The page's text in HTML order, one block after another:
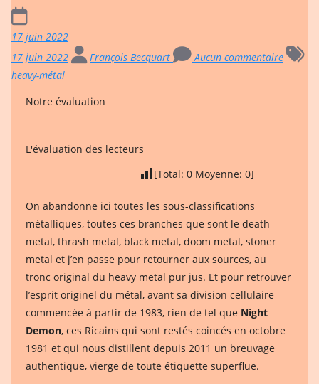
17 juin 2022
17 juin 2022
François Becquart
Aucun commentaire
heavy-métal
Notre évaluation
L'évaluation des lecteurs
[Total: 0 Moyenne: 0]
On abandonne ici toutes les sous-classifications
métalliques, toutes ces branches que sont le death
metal, thrash metal, black metal, doom metal, stoner
metal et j’en passe pour retourner aux sources, au
tronc original du heavy metal pur jus. Et pour retrouver
l’esprit originel du métal, avant sa division cellulaire
commencée à partir de 1983, rien de tel que Night
Demon, ces Ricains qui sont restés coincés en octobre
1981 et qui nous distillent depuis 2011 un breuvage
authentique, vierge de toute étiquette superflue.